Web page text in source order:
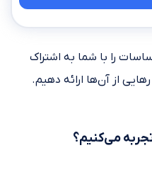
را با شما به اشتراک
از آن‌ها ارائه دهیم.
می‌کنیم؟